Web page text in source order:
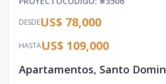
DESDEUS$ 78,000
HASTAUS$ 109,000
Apartamentos, Santo